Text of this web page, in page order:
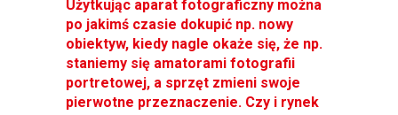
Użytkując aparat fotograficzny można
po jakimś czasie dokupić np. nowy
obiektyw, kiedy nagle okaże się, że np.
staniemy się amatorami fotografii
portretowej, a sprzęt zmieni swoje
pierwotne przeznaczenie. Czy i rynek